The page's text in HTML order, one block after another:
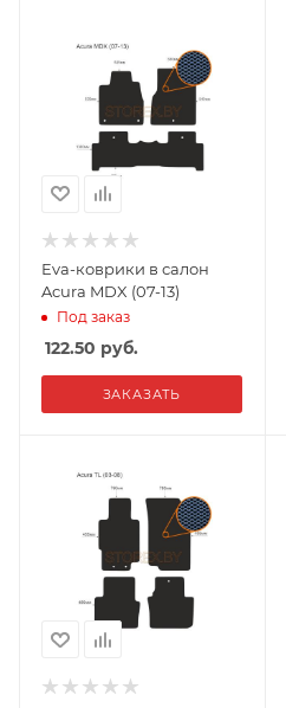
Eva-коврики в салон
Acura MDX (07-13)
Под заказ
122.50 руб.
ЗАКАЗАТЬ